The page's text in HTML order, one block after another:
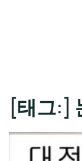
[태그:]